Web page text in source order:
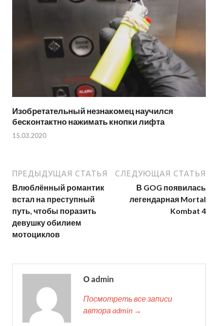
Изобретательный незнакомец научился
бесконтактно нажимать кнопки лифта
15.03.2020
ПРЕДЫДУЩАЯ СТАТЬЯ
Влюблённый романтик
встал на преступный
путь, чтобы поразить
девушку обилием
мотоциклов
СЛЕДУЮЩАЯ СТАТЬЯ
В GOG появилась
легендарная Mortal
Kombat 4
О admin
Посмотреть все записи
автора admin →